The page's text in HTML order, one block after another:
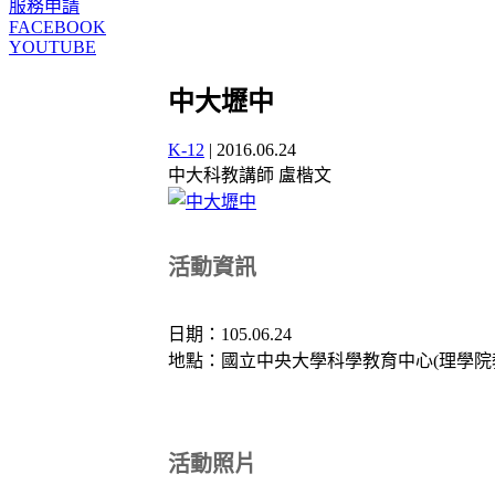
服務申請
FACEBOOK
YOUTUBE
中大壢中
K-12 | 2016.06.24
中大科教講師 盧楷文
活動資訊
日期：105.06.24
地點：國立中央大學科學教育中心(理學
活動照片